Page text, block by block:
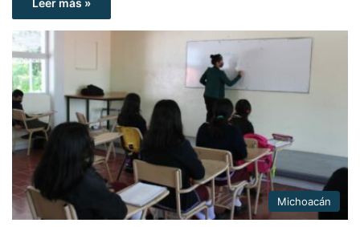
Leer más »
Michoacán